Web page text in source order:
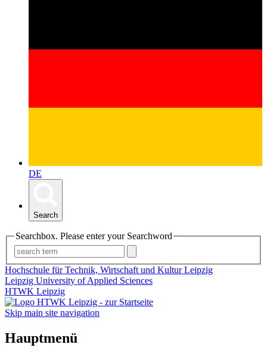
DE
Search
Searchbox. Please enter your Searchword
Hochschule für Technik, Wirtschaft und Kultur Leipzig
Leipzig University of Applied Sciences
HTWK Leipzig
Skip main site navigation
Hauptmenü